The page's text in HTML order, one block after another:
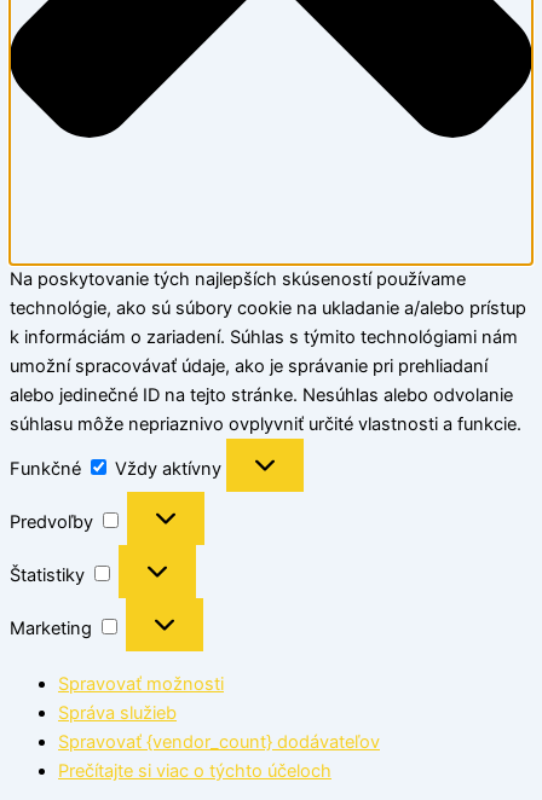
Na poskytovanie tých najlepších skúseností používame
technológie, ako sú súbory cookie na ukladanie a/alebo prístup
k informáciám o zariadení. Súhlas s týmito technológiami nám
umožní spracovávať údaje, ako je správanie pri prehliadaní
alebo jedinečné ID na tejto stránke. Nesúhlas alebo odvolanie
súhlasu môže nepriaznivo ovplyvniť určité vlastnosti a funkcie.
Funkčné Vždy aktívny
Predvoľby
Štatistiky
Marketing
Spravovať možnosti
Správa služieb
Spravovať {vendor_count} dodávateľov
Prečítajte si viac o týchto účeloch
všeobecné